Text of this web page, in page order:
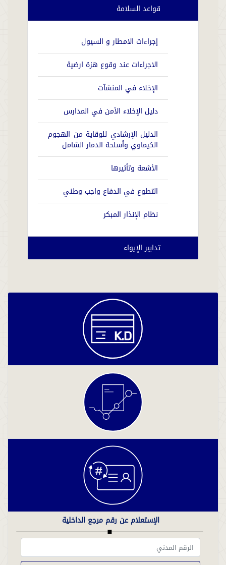
قواعد السلامة
إجراءات الامطار و السيول
الاجراءات عند وقوع هزة ارضية
الإخلاء في المنشآت
دليل الإخلاء الأمن في المدارس
الدليل الإرشادي للوقاية من الهجوم
الكيماوي وأسلحة الدمار الشامل
الأشعة وتأثيرها
التطوع في الدفاع واجب وطني
نظام الإنذار المبكر
تدابير الإيواء
الإستعلام عن رقم مرجع الداخلية